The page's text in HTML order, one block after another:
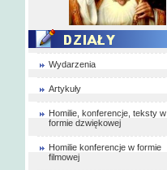
Wydarzenia
Artykuły
Homilie, konferencje, teksty w
formie dzwiękowej
Homilie konferencje w formie
filmowej